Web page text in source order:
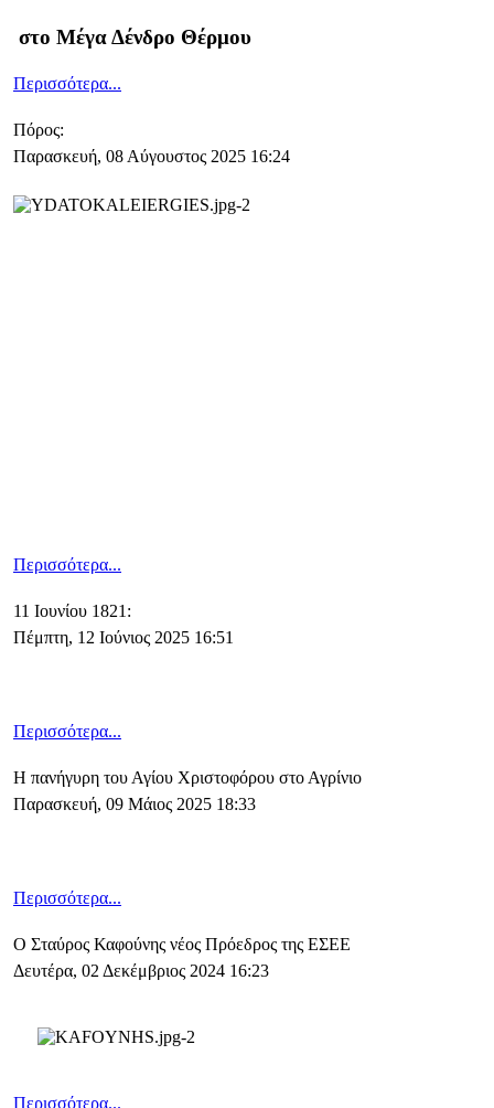
στο Μέγα Δένδρο Θέρμου
Περισσότερα...
Πόρος:
Παρασκευή, 08 Αύγουστος 2025 16:24
Περισσότερα...
11 Ιουνίου 1821:
Πέμπτη, 12 Ιούνιος 2025 16:51
Περισσότερα...
Η πανήγυρη του Αγίου Χριστοφόρου στο Αγρίνιο
Παρασκευή, 09 Μάιος 2025 18:33
Περισσότερα...
Ο Σταύρος Καφούνης νέος Πρόεδρος της ΕΣΕΕ
Δευτέρα, 02 Δεκέμβριος 2024 16:23
Περισσότερα...